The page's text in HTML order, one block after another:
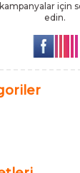
için
edin.